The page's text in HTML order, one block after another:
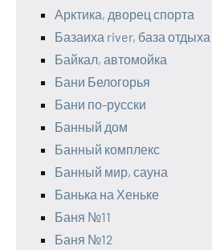
Арктика, дворец спорта
Базаиха river, база отдыха
Байкал, автомойка
Бани Белогорья
Бани по-русски
Банный дом
Банный комплекс
Банный мир, сауна
Банька на Хеньке
Баня №11
Баня №12